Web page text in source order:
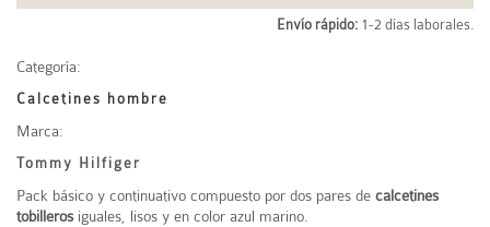
Envío rápido: 1-2 días laborales.
Categoría:
Calcetines hombre
Marca:
Tommy Hilfiger
Pack básico y continuativo compuesto por dos pares de calcetines
tobilleros iguales, lisos y en color azul marino.